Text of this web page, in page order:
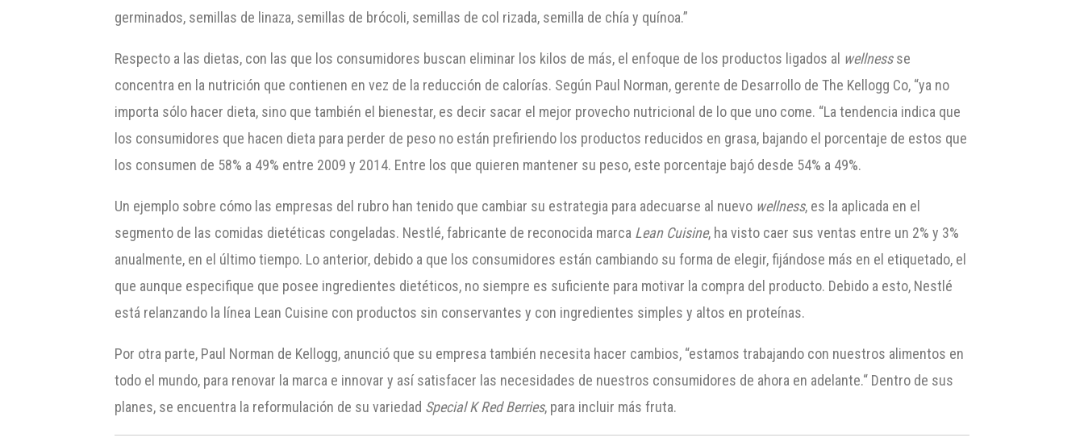
germinados, semillas de linaza, semillas de brócoli, semillas de col rizada, semilla de chía y quínoa.”
Respecto a las dietas, con las que los consumidores buscan eliminar los kilos de más, el enfoque de los productos ligados al wellnessse
concentra en la nutrición que contienen en vez de la reducción de calorías. Según Paul Norman, gerente de Desarrollo de The Kellogg Co, “ya no
importa sólo hacer dieta, sino que también el bienestar, es decir sacar el mejor provecho nutricional de lo que uno come. “La tendencia indica que
los consumidores que hacen dieta para perder de peso no están prefiriendo los productos reducidos en grasa, bajando el porcentaje de estos que
los consumen de 58% a 49% entre 2009 y 2014. Entre los que quieren mantener su peso, este porcentaje bajó desde 54% a 49%.
Un ejemplo sobre cómo las empresas del rubro han tenido que cambiar su estrategia para adecuarse al nuevo wellness, es la aplicada en el
segmento de las comidas dietéticas congeladas. Nestlé, fabricante de reconocida marca Lean Cuisine, ha visto caer sus ventas entre un 2% y 3%
anualmente, en el último tiempo. Lo anterior, debido a que los consumidores están cambiando su forma de elegir, fijándose más en el etiquetado, el
que aunque especifique que posee ingredientes dietéticos, no siempre es suficiente para motivar la compra del producto. Debido a esto, Nestlé
está relanzando la línea Lean Cuisine con productos sin conservantes y con ingredientes simples y altos en proteínas.
Por otra parte, Paul Norman de Kellogg, anunció que su empresa también necesita hacer cambios, “estamos trabajando con nuestros alimentos en
todo el mundo, para renovar la marca e innovar y así satisfacer las necesidades de nuestros consumidores de ahora en adelante.“ Dentro de sus
planes, se encuentra la reformulación de su variedad Special K Red Berries, para incluir más fruta.